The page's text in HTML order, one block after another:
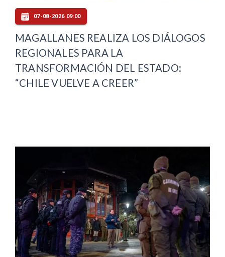
07-08-2026 09:00
MAGALLANES REALIZA LOS DIÁLOGOS
REGIONALES PARA LA
TRANSFORMACIÓN DEL ESTADO:
“CHILE VUELVE A CREER”